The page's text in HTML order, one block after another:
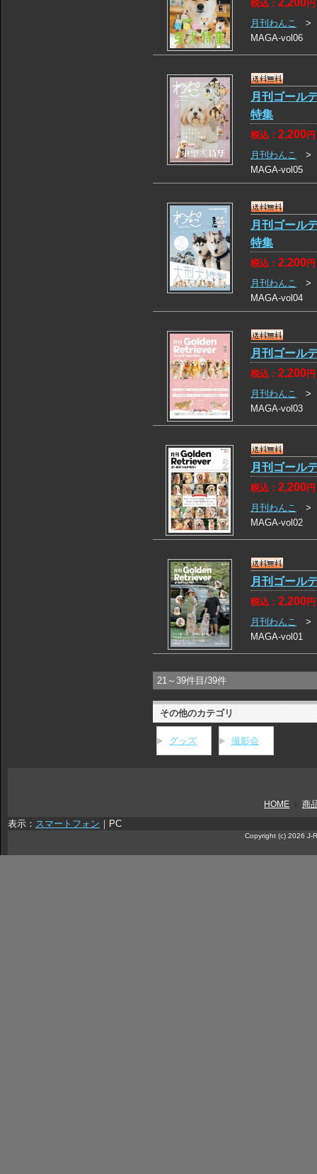
税込： 2,200円
月刊わんこ
MAGA-vol06
月刊ゴール
特集
税込： 2,200円
月刊わんこ
MAGA-vol05
月刊ゴール
特集
税込： 2,200円
月刊わんこ
MAGA-vol04
月刊ゴール
税込： 2,200円
月刊わんこ
MAGA-vol03
月刊ゴール
税込： 2,200円
月刊わんこ
MAGA-vol02
月刊ゴール
税込： 2,200円
月刊わんこ
MAGA-vol01
21～39件目/39件
その他のカテゴリ
グッズ 撮影会
HOME 商
表示： スマートフォン ｜ PC
Copyright (c) 2026 J-